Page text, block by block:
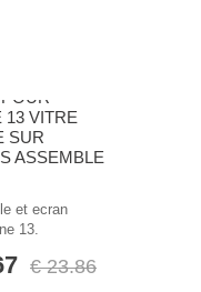
13 VITRE
SUR
ASSEMBLE
et ecran
13.
€ 23.86